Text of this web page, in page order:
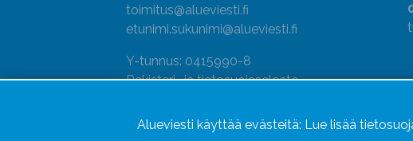
toimitus@alueviesti.fi
etunimi.sukunimi@alueviesti.fi
Y-tunnus: 0415990-8
Rekisteri- ja tietosuojaseloste
Seuraa meitä
Alueviesti käyttää evästeitä: Lue lisää